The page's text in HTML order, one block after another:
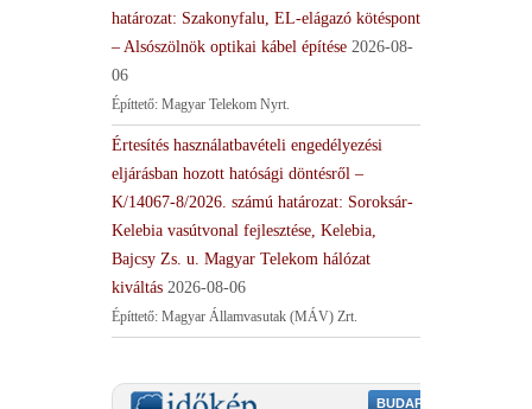
határozat: Szakonyfalu, EL-elágazó kötéspont
– Alsószölnök optikai kábel építése 2026-08-
06
Építtető: Magyar Telekom Nyrt.
Értesítés használatbavételi engedélyezési
eljárásban hozott hatósági döntésről –
K/14067-8/2026. számú határozat: Soroksár-
Kelebia vasútvonal fejlesztése, Kelebia,
Bajcsy Zs. u. Magyar Telekom hálózat
kiváltás 2026-08-06
Építtető: Magyar Államvasutak (MÁV) Zrt.